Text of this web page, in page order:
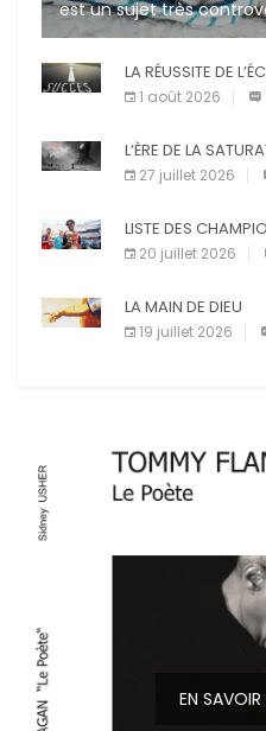
est un sujet très
affirment que la
LA RÉUSSITE DE
1 août 2026
L’ÈRE DE LA
27 juillet 2026
LISTE DES
20 juillet 2026
LA MAIN DE DIEU
19 juillet 2026
EN SAVOIR